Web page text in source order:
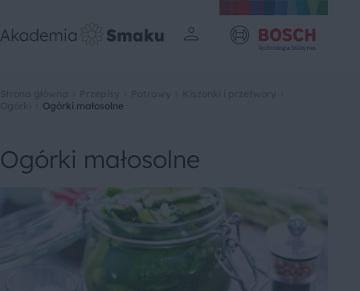
Ogórki małosolne
Ogórki małosolne